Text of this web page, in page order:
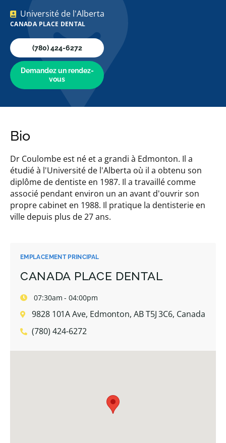
Université de l'Alberta
CANADA PLACE DENTAL
(780) 424-6272
Demandez un rendez-
vous
EMPLACEMENT PRINCIPAL
CANADA PLACE DENTAL
07:30am - 04:00pm
9828 101A Ave, Edmonton, AB T5J 3C6, Canada
(780) 424-6272
Bio
Dr Coulombe est né et a grandi à Edmonton. Il a
étudié à l'Université de l'Alberta où il a obtenu son
diplôme de dentiste en 1987. Il a travaillé comme
associé pendant environ un an avant d'ouvrir son
propre cabinet en 1988. Il pratique la dentisterie en
ville depuis plus de 27 ans.